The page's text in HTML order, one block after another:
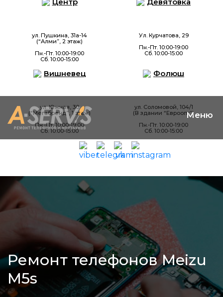
ул. Пушкина, 31а-14
(“Алми”, 2 этаж)
Пн.-Пт. 10:00-19:00
Сб. 10:00-15:00
Ул. Курчатова, 29
Пн.-Пт. 10:00-19:00
Сб. 10:00-15:00
Вишневец
ул. Южная, 30
(“Мегабренд”, 1 этаж)
Пн.-Пт. 10:00-19:00
Сб. 10:00-15:00
Фолюш
ул. Соломовой, 104/1
(В здании “Евроопт”)
Пн.-Пт. 10:00-19:00
Сб. 10:00-15:00
Ремонт телефонов Meizu
M5s